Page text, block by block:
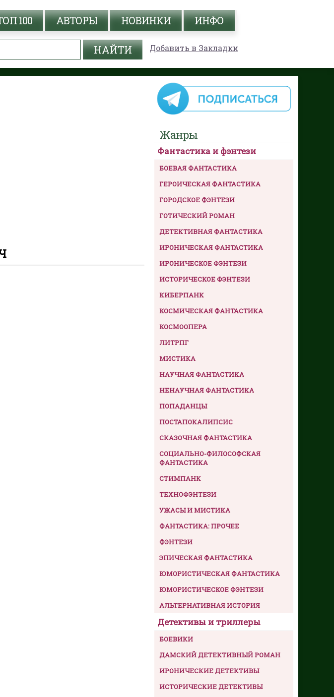
100 АВТОРЫ НОВИНКИ ИНФО
Добавить в Закладки
Жанры
Фантастика и фэнтези
БОЕВАЯ ФАНТАСТИКА
ГЕРОИЧЕСКАЯ ФАНТАСТИКА
ГОРОДСКОЕ ФЭНТЕЗИ
ГОТИЧЕСКИЙ РОМАН
ДЕТЕКТИВНАЯ ФАНТАСТИКА
ИРОНИЧЕСКАЯ ФАНТАСТИКА
ИРОНИЧЕСКОЕ ФЭНТЕЗИ
ИСТОРИЧЕСКОЕ ФЭНТЕЗИ
КИБЕРПАНК
КОСМИЧЕСКАЯ ФАНТАСТИКА
КОСМООПЕРА
ЛИТРПГ
МИСТИКА
НАУЧНАЯ ФАНТАСТИКА
НЕНАУЧНАЯ ФАНТАСТИКА
ПОПАДАНЦЫ
ПОСТАПОКАЛИПСИС
СКАЗОЧНАЯ ФАНТАСТИКА
СОЦИАЛЬНО-ФИЛОСОФСКАЯ
ФАНТАСТИКА
СТИМПАНК
ТЕХНОФЭНТЕЗИ
УЖАСЫ И МИСТИКА
ФАНТАСТИКА: ПРОЧЕЕ
ФЭНТЕЗИ
ЭПИЧЕСКАЯ ФАНТАСТИКА
ЮМОРИСТИЧЕСКАЯ ФАНТАСТИКА
ЮМОРИСТИЧЕСКОЕ ФЭНТЕЗИ
АЛЬТЕРНАТИВНАЯ ИСТОРИЯ
Детективы и триллеры
БОЕВИКИ
ДАМСКИЙ ДЕТЕКТИВНЫЙ РОМАН
ИРОНИЧЕСКИЕ ДЕТЕКТИВЫ
ИСТОРИЧЕСКИЕ ДЕТЕКТИВЫ